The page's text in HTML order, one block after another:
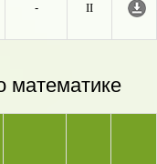
-
II
математике